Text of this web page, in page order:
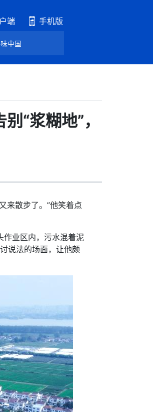
端 手机版
中国
“浆糊地”，
来散步了。”他笑着点
业区内，污水混着泥
说法的场面，让他颇